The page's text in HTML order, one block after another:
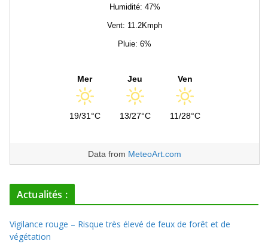
Humidité: 47%
Vent: 11.2Kmph
Pluie: 6%
Mer
19/31°C
Jeu
13/27°C
Ven
11/28°C
Data from MeteoArt.com
Actualités :
Vigilance rouge – Risque très élevé de feux de forêt et de
végétation